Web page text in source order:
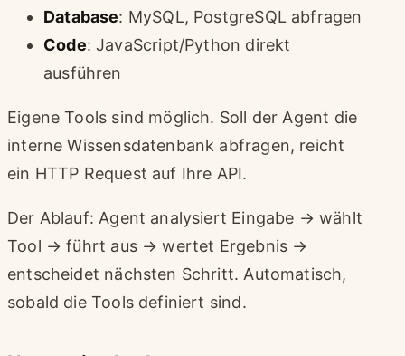
Database: MySQL, PostgreSQL abfragen
Code: JavaScript/Python direkt
ausführen
Eigene Tools sind möglich. Soll der Agent die
interne Wissensdatenbank abfragen, reicht
ein HTTP Request auf Ihre API.
Der Ablauf: Agent analysiert Eingabe → wählt
Tool → führt aus → wertet Ergebnis →
entscheidet nächsten Schritt. Automatisch,
sobald die Tools definiert sind.